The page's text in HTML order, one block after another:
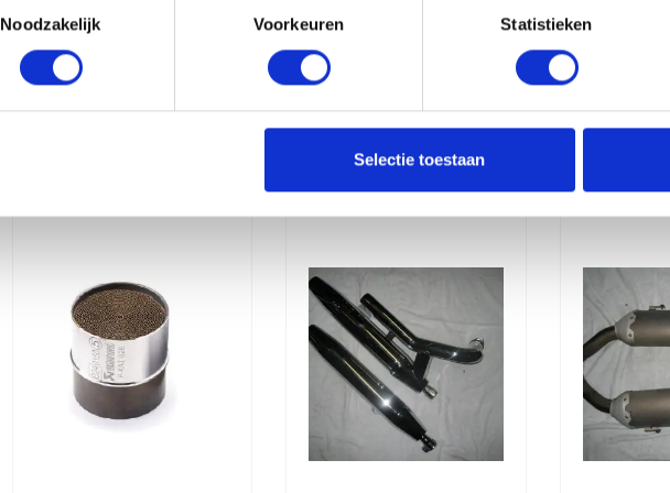
Noodzakelijk
Voorkeuren Statistieken
Selectie toestaan
Gerelateerde producten